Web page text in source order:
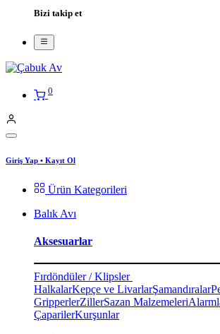
Bizi takip et
0
Giriş Yap • Kayıt Ol
Ürün Kategorileri
Balık Avı
Aksesuarlar
Fırdöndüler / Klipsler
HalkalarKepçe ve LivarlarŞamandıralar
GripperlerZillerSazan Malzemeleri
ÇaparilerKurşunlar